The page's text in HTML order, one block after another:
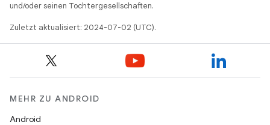
und/oder seinen Tochtergesellschaften.
Zuletzt aktualisiert: 2024-07-02 (UTC).
MEHR ZU ANDROID
Android